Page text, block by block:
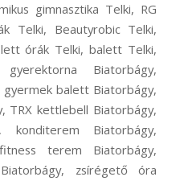
gimnasztika Telki, RG
Telki, Beautyrobic Telki,
órák Telki, balett Telki,
Biatorbágy,
balett Biatorbágy,
TRX kettlebell Biatorbágy,
Biatorbágy,
terem Biatorbágy,
zsírégető óra